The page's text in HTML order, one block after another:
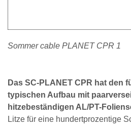
Sommer cable PLANET CPR 1
Das SC-PLANET CPR hat den
typischen Aufbau mit
hitzebeständigen AL/PT-
Litze für eine hundertprozentige